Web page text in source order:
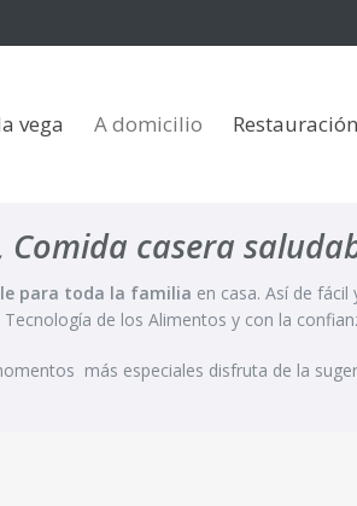
vega A domicilio
Comida casera
para toda la familia en casa. Así de
Tecnología de los Alimentos y con la
más especiales disfruta de la